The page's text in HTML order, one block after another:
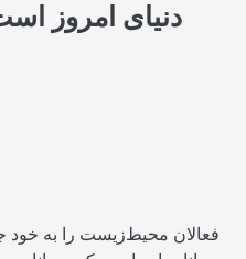
دنیای امروز
فعالان محیط‌زیست را به خود